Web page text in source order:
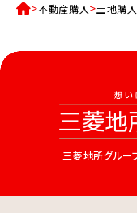
不動産購入 土地購入
三菱地所グルー